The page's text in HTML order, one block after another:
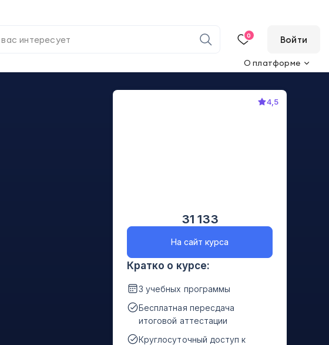
0 Войти
О платформе
4,5
31 133
На сайт курса
Кратко о курсе:
3 учебных программы
Бесплатная пересдача
итоговой аттестации
Круглосуточный доступ к